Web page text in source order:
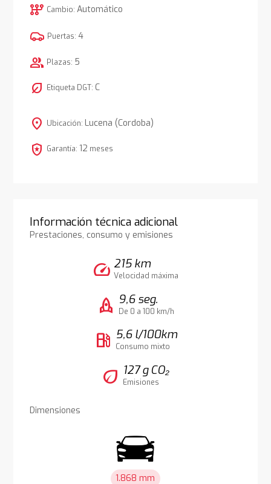
auto_transmission Cambio: Automático
Puertas: 4
group Plazas: 5
nest_eco_leaf Etiqueta DGT: C
location_on Ubicación: Lucena (Cordoba)
local_police Garantía: 12 meses
Información técnica adicional
Prestaciones, consumo y emisiones
speed 215 km
Velocidad máxima
rocket 9,6 seg.
De 0 a 100 km/h
local_gas_station 5,6 l/100km
Consumo mixto
eco 127 g CO₂
Emisiones
Dimensiones
1.868 mm